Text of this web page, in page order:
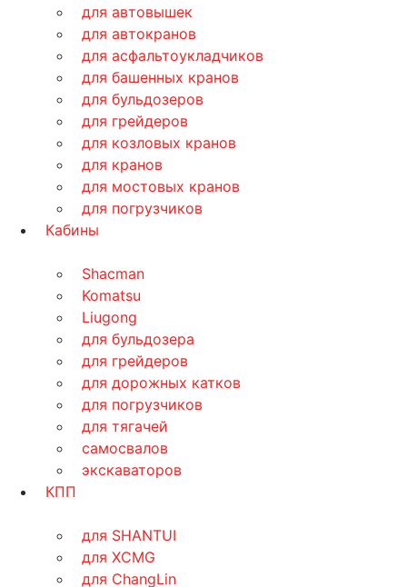
для автовышек
для автокранов
для асфальтоукладчиков
для башенных кранов
для бульдозеров
для грейдеров
для козловых кранов
для кранов
для мостовых кранов
для погрузчиков
Кабины
Shacman
Komatsu
Liugong
для бульдозера
для грейдеров
для дорожных катков
для погрузчиков
для тягачей
самосвалов
экскаваторов
КПП
для SHANTUI
для XCMG
для ChangLin